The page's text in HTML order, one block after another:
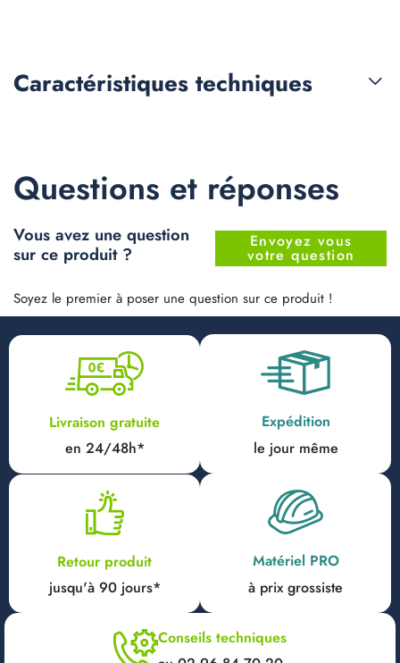
Caractéristiques techniques
Questions et réponses
Vous avez une question
sur ce produit ?
Envoyez vous
votre question
Soyez le premier à poser une question sur ce produit !
Livraison gratuite
en 24/48h*
Expédition
le jour même
Retour produit
jusqu'à 90 jours*
Matériel PRO
à prix grossiste
Conseils techniques